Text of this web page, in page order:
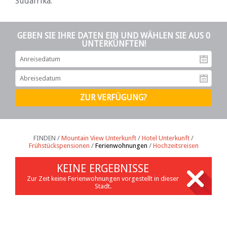
GEBEN SIE IHRE DATEN EIN UND WÄHLEN SIE AUS 0
UNTERKÜNFTEN!
FINDEN / Mountain View Unterkunft / Hotel Unterkunft /
Frühstückspensionen / Ferienwohnungen / Hochzeitsreisen
KEINE ERGEBNISSE
Zur Zeit keine Ferienwohnungen vorgestellt in dieser
Stadt.